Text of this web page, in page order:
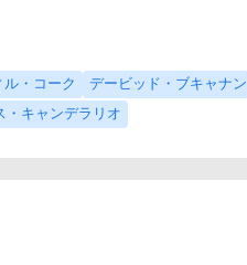
ル・コーク デービッド・ブキャナン
・キャンデラリオ